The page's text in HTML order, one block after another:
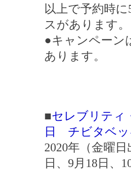
以上で予約時
スがあります
●キャンペーン
あります。
■セレブリテ
日 チビタベッ
2020年（金曜
日、9月18日、